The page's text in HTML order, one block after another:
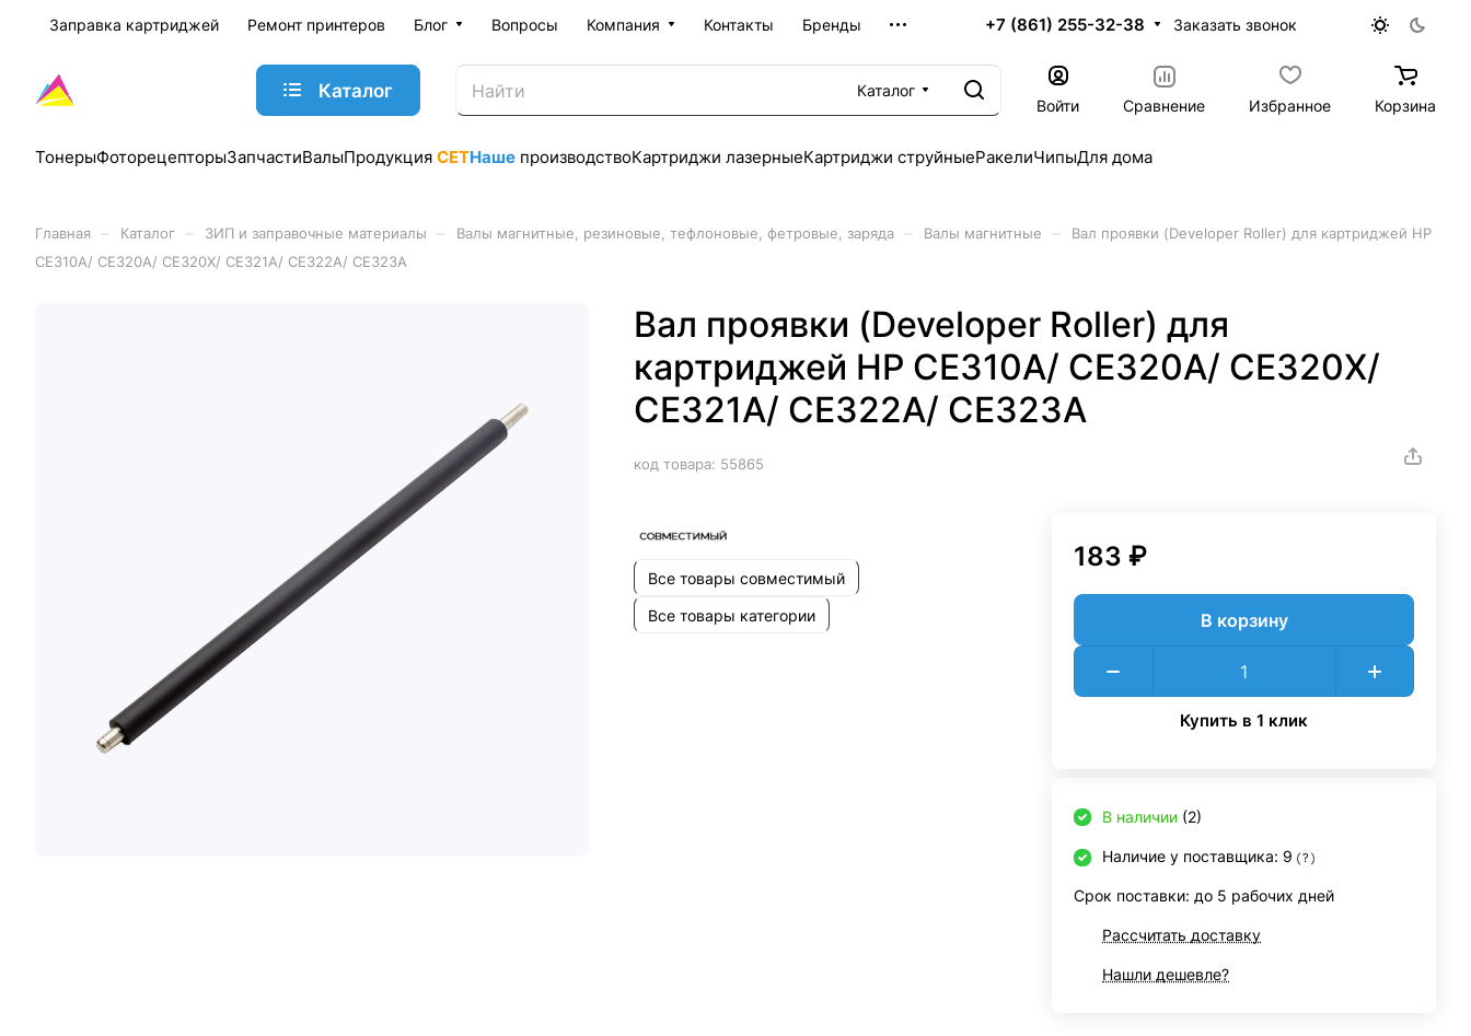
Заправка картриджей Ремонт принтеров Блог Вопросы Компания Контакты Бренды +7 (861) 255-32-38 Заказать звонок
Каталог
Каталог
Войти
Сравнение Избранное Корзина
ТонерыФоторецепторыЗапчастиВалыПродукция CETНаше производствоКартриджи лазерныеКартриджи струйныеРакелиЧипыДля дома
Главная Каталог ЗИП и заправочные материалы Валы магнитные, резиновые, тефлоновые, фетровые, заряда Валы магнитные
Вал проявки (Developer Roller) для картриджей HP
CE310A/ CE320A/ CE320X/ CE321A/ CE322A/ CE323A
Вал проявки (Developer Roller) для
картриджей HP CE310A/ CE320A/ CE320X/
CE321A/ CE322A/ CE323A
код товара: 55865
Все товары совместимый
Все товары категории
183 ₽
В корзину
Купить в 1 клик
В наличии (2)
Наличие у поставщика: 9 ?
Срок поставки: до 5 рабочих дней
Рассчитать доставку
Нашли дешевле?